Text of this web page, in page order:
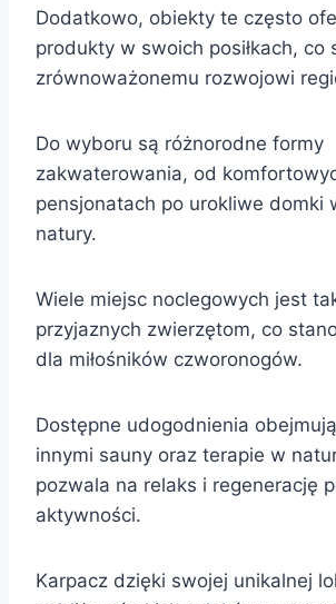
Dodatkowo, obiekty te często
produkty w swoich posiłkach, co
zrównoważonemu rozwojowi
Do wyboru są różnorodne formy
zakwaterowania, od
pensjonatach po urokliwe domki
natury.
Wiele miejsc noclegowych jest
przyjaznych zwierzętom, co
dla miłośników czworonogów.
Dostępne udogodnienia
innymi sauny oraz terapie w
pozwala na relaks i regenerację
aktywności.
Karpacz dzięki swojej unikalnej